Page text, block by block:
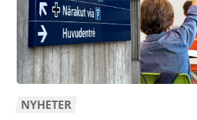
NYHETER